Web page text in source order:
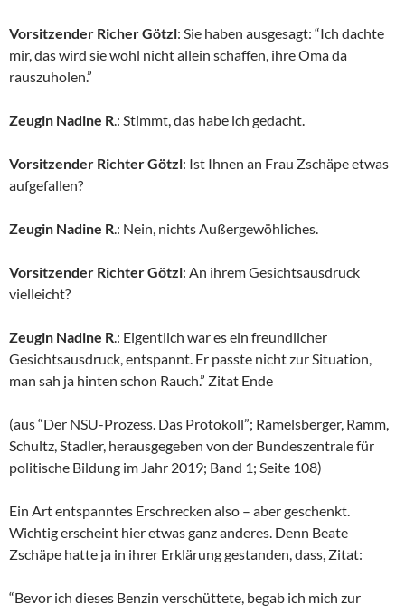
Vorsitzender Richer Götzl: Sie haben ausgesagt: “Ich dachte
mir, das wird sie wohl nicht allein schaffen, ihre Oma da
rauszuholen.”
Zeugin Nadine R.: Stimmt, das habe ich gedacht.
Vorsitzender Richter Götzl: Ist Ihnen an Frau Zschäpe etwas
aufgefallen?
Zeugin Nadine R.: Nein, nichts Außergewöhliches.
Vorsitzender Richter Götzl: An ihrem Gesichtsausdruck
vielleicht?
Zeugin Nadine R.: Eigentlich war es ein freundlicher
Gesichtsausdruck, entspannt. Er passte nicht zur Situation,
man sah ja hinten schon Rauch.” Zitat Ende
(aus “Der NSU-Prozess. Das Protokoll”; Ramelsberger, Ramm,
Schultz, Stadler, herausgegeben von der Bundeszentrale für
politische Bildung im Jahr 2019; Band 1; Seite 108)
Ein Art entspanntes Erschrecken also – aber geschenkt.
Wichtig erscheint hier etwas ganz anderes. Denn Beate
Zschäpe hatte ja in ihrer Erklärung gestanden, dass, Zitat:
“Bevor ich dieses Benzin verschüttete, begab ich mich zur